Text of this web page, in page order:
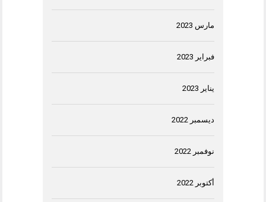
مارس 2023
فبراير 2023
يناير 2023
ديسمبر 2022
نوفمبر 2022
أكتوبر 2022